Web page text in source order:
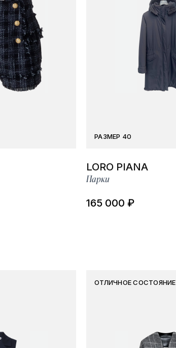
РАЗМЕР 40
LORO PIANA
Парки
165 000 ₽
ОТЛИЧНОЕ СОСТОЯНИЕ